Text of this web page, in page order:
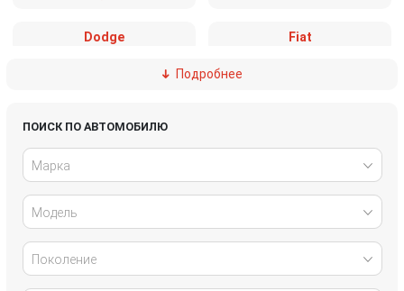
Dodge Fiat
Honda
Kia
Подробнее
ПОИСК ПО АВТОМОБИЛЮ
Марка
Модель
Поколение